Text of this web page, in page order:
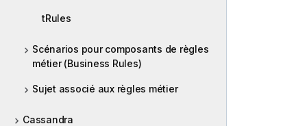
tRules
Scénarios pour composants de règles
métier (Business Rules)
Sujet associé aux règles métier
Cassandra